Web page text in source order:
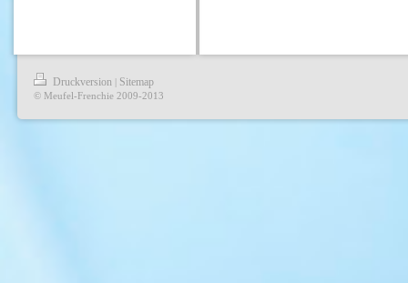
Druckversion | Sitemap
© Meufel-Frenchie 2009-2013